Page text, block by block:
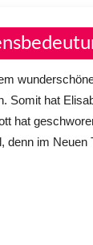
Somit hat
hat
denn im Neuen